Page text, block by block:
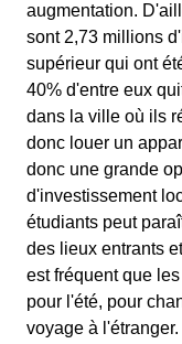
augmentation.
sont 2,73 millions
supérieur qui ont
40% d'entre eux
dans la ville où ils
donc louer un
donc une grande
d'investissement
étudiants peut
des lieux entrants
est fréquent que
pour l'été, pour
voyage à